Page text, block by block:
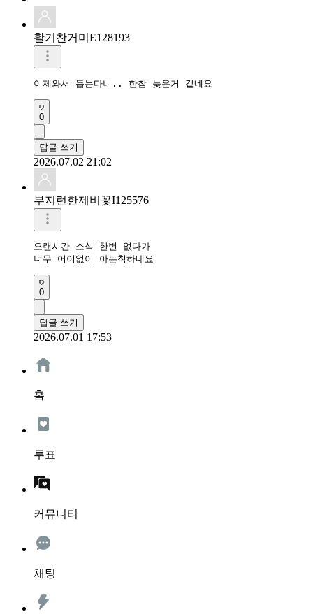
활기찬거미E128193
이제와서 돕는다니.. 한참 늦은거 같네요
0
답글 쓰기
2026.07.02 21:02
부지런한제비꽃I125576
오랜시간 소식 한번 없다가
너무 어이없이 아는척하네요
0
답글 쓰기
2026.07.01 17:53
홈
투표
커뮤니티
채팅